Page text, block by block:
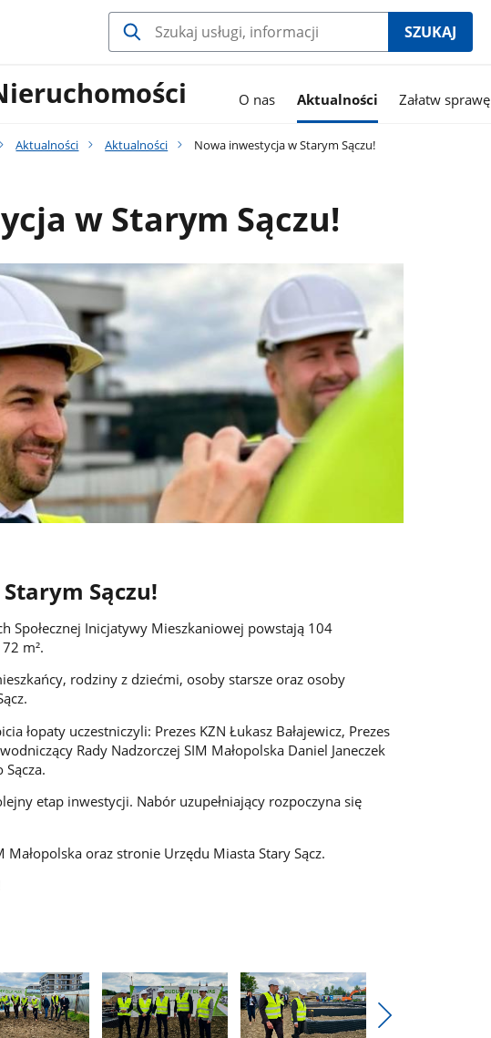
SZUKAJ
O nas Aktualności Załatw sprawę
Aktualności Aktualności Nowa inwestycja w Starym Sączu!
w Starym Sączu!
Sączu!
Społecznej Inicjatywy Mieszkaniowej powstają 104
m².
rodziny z dziećmi, osoby starsze oraz osoby
łopaty uczestniczyli: Prezes KZN Łukasz Bałajewicz, Prezes
Rady Nadzorczej SIM Małopolska Daniel Janeczek
etap inwestycji. Nabór uzupełniający rozpoczyna się
oraz stronie Urzędu Miasta Stary Sącz.